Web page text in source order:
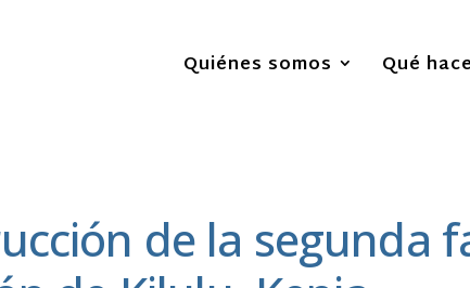
Quiénes somos Qué
de la segunda